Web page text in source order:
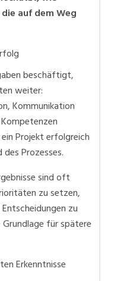
auf dem Weg
beschäftigt,
weiter:
Kommunikation
Projekt erfolgreich
Prozesses.
sind oft
zu setzen,
zu
für spätere
Erkenntnisse